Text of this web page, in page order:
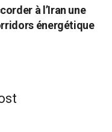
à l’Iran une
énergétique